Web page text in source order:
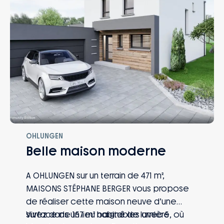
après la réception : naissance, mutation,
perte d’emploi, invalidité… Vous et votre
famille êtes protégés, quoi qu’il arrive.
OHLUNGEN
Belle maison moderne
A OHLUNGEN sur un terrain de 471 m²,
MAISONS STÉPHANE BERGER vous propose
de réaliser cette maison neuve d’une
surface de 157 m² habitables avec 5
Vivez dans un lieu baigné de lumière, où